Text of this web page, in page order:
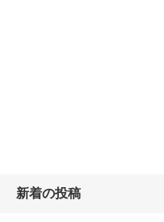
新着の投稿